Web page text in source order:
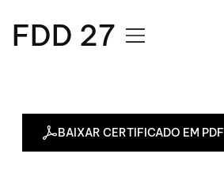
FDD 27
BAIXAR CERTIFICADO EM PDF